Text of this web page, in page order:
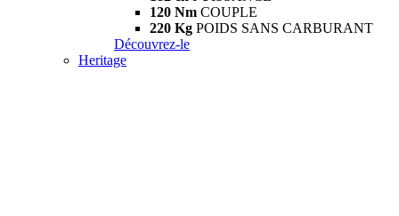
120 Nm COUPLE
220 Kg POIDS SANS CARBURANT
Découvrez-le
Heritage